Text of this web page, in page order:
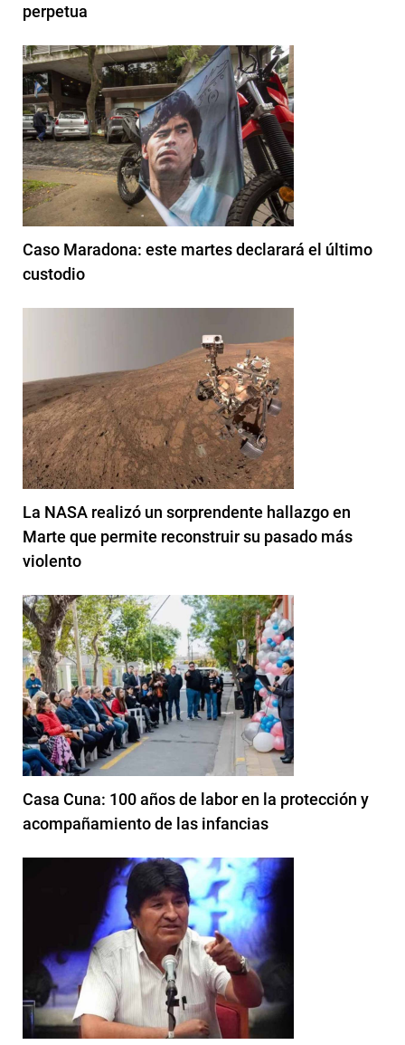
perpetua
Caso Maradona: este martes declarará el último
custodio
La NASA realizó un sorprendente hallazgo en
Marte que permite reconstruir su pasado más
violento
Casa Cuna: 100 años de labor en la protección y
acompañamiento de las infancias